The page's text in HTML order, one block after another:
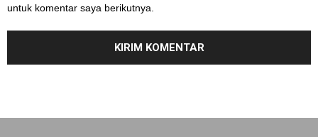
untuk komentar saya berikutnya.